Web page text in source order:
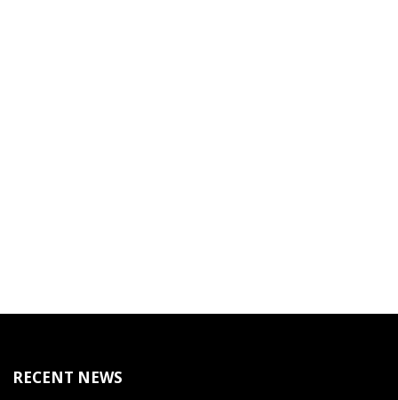
RECENT NEWS